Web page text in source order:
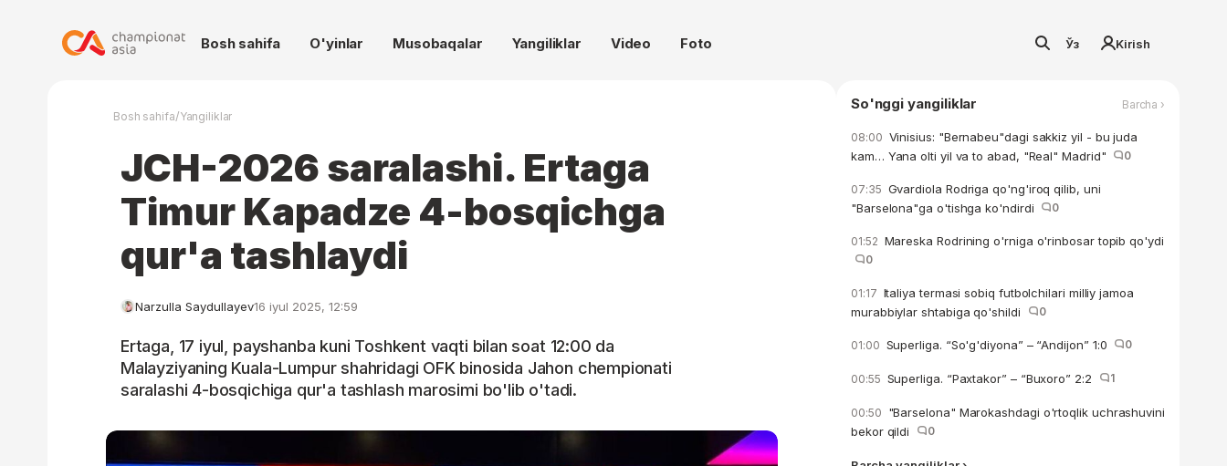
Bosh sahifa O'yinlar Musobaqalar Yangiliklar Video Foto Ўз Kirish
Bosh sahifa/Yangiliklar
JCH-2026 saralashi. Ertaga
Timur Kapadze 4-bosqichga
qur'a tashlaydi
Narzulla Saydullayev16 iyul 2025, 12:59
Ertaga, 17 iyul, payshanba kuni Toshkent vaqti bilan soat 12:00 da
Malayziyaning Kuala-Lumpur shahridagi OFK binosida Jahon chempionati
saralashi 4-bosqichiga qur'a tashlash marosimi bo'lib o'tadi.
So'nggi yangiliklar Barcha ›
08:00 Vinisius: "Bernabeu"dagi sakkiz yil - bu juda
kam… Yana olti yil va to abad, "Real" Madrid"
0
07:35 Gvardiola Rodriga qo'ng'iroq qilib, uni
"Barselona"ga o'tishga ko'ndirdi
0
01:52 Mareska Rodrining o'rniga o'rinbosar topib qo'ydi
0
01:17 Italiya termasi sobiq futbolchilari milliy jamoa
murabbiylar shtabiga qo'shildi
0
01:00 Superliga. “So'g'diyona” – “Andijon” 1:0 0
00:55 Superliga. “Paxtakor” – “Buxoro” 2:2 1
00:50 "Barselona" Marokashdagi o'rtoqlik uchrashuvini
bekor qildi
0